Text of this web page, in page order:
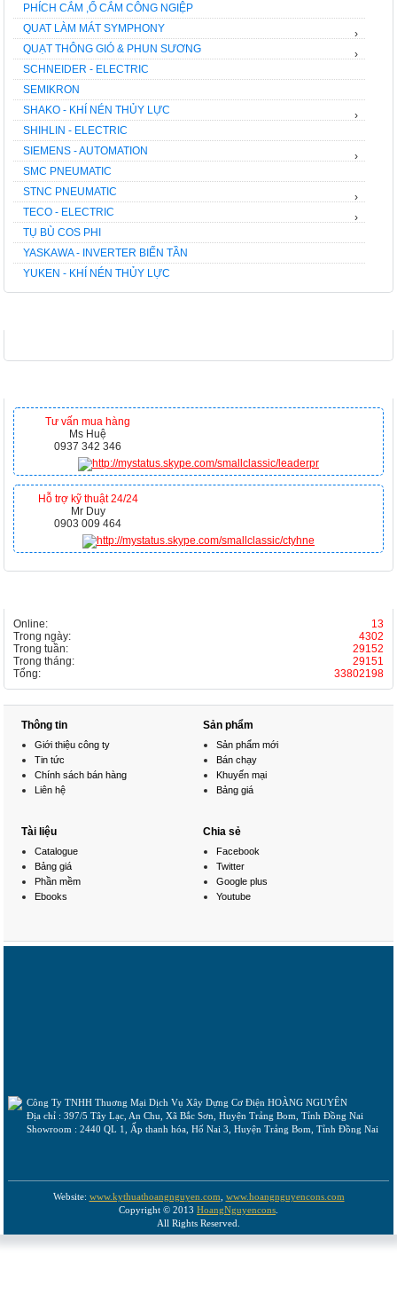
PHÍCH CẮM ,Ổ CẮM CÔNG NGIỆP
QUAT LÀM MÁT SYMPHONY
QUẠT THÔNG GIÓ & PHUN SƯƠNG
›
SCHNEIDER - ELECTRIC
›
SEMIKRON
SHAKO - KHÍ NÉN THỦY LỰC
SHIHLIN - ELECTRIC
›
SIEMENS - AUTOMATION
SMC PNEUMATIC
›
STNC PNEUMATIC
TECO - ELECTRIC
›
TỤ BÙ COS PHI
›
YASKAWA - INVERTER BIẾN TẦN
YUKEN - KHÍ NÉN THỦY LỰC
Tư vấn mua hàng
Ms Huệ
0937 342 346
Hỗ trợ kỹ thuật 24/24
Mr Duy
0903 009 464
Online:
13
Trong ngày:
4302
Trong tuần:
29152
Trong tháng:
29151
Tổng:
33802198
Thông tin
Giới thiệu công ty
Tin tức
Chính sách bán hàng
Liên hệ
Sản phẩm
Sản phẩm mới
Bán chạy
Khuyến mại
Bảng giá
Tài liệu
Catalogue
Bảng giá
Phần mềm
Ebooks
Chia sẻ
Facebook
Twitter
Google plus
Youtube
Công Ty TNHH Thuơng Mại Dịch Vụ Xây Dựng Cơ Điện HOÀNG NGUYÊN
Địa chỉ : 397/5 Tây Lạc, An Chu, Xã Bắc Sơn, Huyện Trảng Bom, Tỉnh Đồng Nai
Showroom : 2440 QL 1, Ấp thanh hóa, Hố Nai 3, Huyện Trảng Bom, Tỉnh Đồng Nai
Website: www.kythuathoangnguyen.com www.hoangnguyencons.com
Copyright © 2013 HoangNguyencons
All Rights Reserved.